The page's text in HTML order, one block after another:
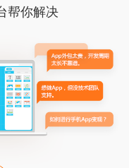
帮你解决